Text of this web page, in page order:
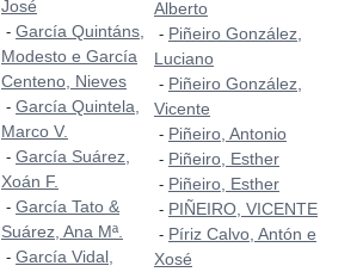
José
- García Quintáns,
Modesto e García
Centeno, Nieves
- García Quintela,
Marco V.
- García Suárez,
Xoán F.
- García Tato &
Suárez, Ana Mª.
- García Vidal,
Alberto
- Piñeiro González,
Luciano
- Piñeiro González,
Vicente
- Piñeiro, Antonio
- Piñeiro, Esther
- Piñeiro, Esther
- PIÑEIRO, VICENTE
- Píriz Calvo, Antón e
Xosé